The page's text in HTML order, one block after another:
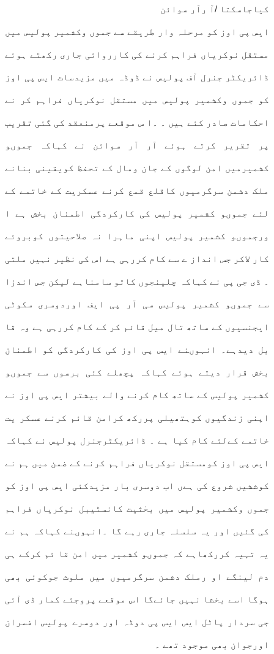
کیاجاسکتا /آ رآر سوائن
ایس پی اوز کو مرحلہ وار طریقے سے جموں وکشمیر پولیس میں
مستقل نوکریاں فراہم کرنے کی کارروائی جاری رکھتے ہوئے
ڈائریکٹر جنرل آف پولیس نے ڈوڈہ میں مزیدسات ایس پی اوز
کو جموں وکشمیر پولیس میں مستقل نوکریاں فراہم کر نے
احکامات صادر کئے ہیں ۔ ۔ا س موقعے پرمنعقد کی گئی تقریب
پر تقریر کرتے ہوئے آر آر سوائن نے کہاکہ جموںو
کشمیرمیں امن لوگوں کے جان ومال کے تحفظ کویقینی بنانے
ملک دشمن سرگرمیوں کاقلع قمع کرنے عسکریت کے خاتمے کے
لئے جموںو کشمیر پولیس کی کارکردگی اطمنان بخش ہے ا
ورجموںو کشمیر پولیس اپنی ماہرا نہ صلاحیتوں کوبروئے
کار لاکر جس انداز ے سے کام کررہی ہے اس کی نظیر نہیں ملتی
۔ ڈی جی پی نے کہاکہ چلینجوں کاتو سامناہے لیکن جس اندزا
سے جموںو کشمیر پولیس سی آر پی ایف اوردوسری سکوٹی
ایجنسیوں کے ساتھ تال میل قائم کر کے کام کررہی ہے وہ قا
بل دیدہے۔ انہوںنے ایس پی اوز کی کارکردگی کو اطمنان
بخش قرار دیتے ہوئے کہاکہ پچھلے کئی برسوں سے جموںو
کشمیر پولیس کے ساتھ کام کرنے والے بیشتر ایس پی اوز نے
اپنی زندگیوں کوہتھیلی پررکھ کرامن قائم کرنے عسکر یت
خاتمے کےلئے کام کیا ہے ۔ ڈائریکٹرجنرل پولیس نے کہاکہ
ایس پی اوز کومستقل نوکریاں فراہم کرنے کے ضمن میں ہم نے
کوششیں شروع کی ہےں اب دوسری بار مزیدکئی ایس پی اوز کو
جموں وکشمیر پولیس میں بحٰثیت کانسٹیبل نوکریاں فراہم
کی گئیں اور یہ سلسلہ جاری رہے گا ۔انہوںنے کہاکہ ہم نے
یہ تہیہ کررکھاہے کہ جموںو کشمیر میں امن قا ئم کرکے ہی
دم لینگے او رملک دشمن سرگرمیوں میں ملوث جوکوئی بھی
ہوگا اسے بخشا نہیں جائےگا اس موقعے پروجئے کمار ڈی آئی
جی سردار پاٹل ایس ایس پی دوڈہ اور دوسرے پولیس افسران
اورجوان بھی موجود تھے ۔